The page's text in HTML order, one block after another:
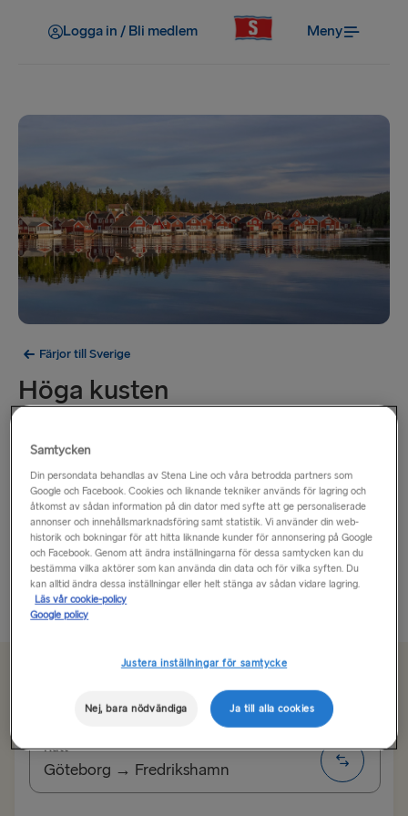
Logga in / Bli medlem Meny
Färjor till Sverige
Höga kusten
Höga Kusten erbjuder en spännande utsikt vid varje
kurva och är Sveriges högsta kust. Oavsett om du letar
efter en adrenalinframkallande utflykt eller ett mer
fritidsäventyr kommer du att hitta det och så mycket
mer...
Läs mer
enkel resa, bil och förare
Rutt
Göteborg → Fredrikshamn
Samtycken
Din persondata behandlas av Stena Line och våra betrodda partners som
Google och Facebook. Cookies och liknande tekniker används för lagring och
åtkomst av sådan information på din dator med syfte att ge personaliserade
annonser och innehållsmarknadsföring samt statistik. Vi använder din web-
historik och bokningar för att hitta liknande kunder för annonsering på Google
och Facebook. Genom att ändra inställningarna för dessa samtycken kan du
bestämma vilka aktörer som kan använda din data och för vilka syften. Du
kan alltid ändra dessa inställningar eller helt stänga av sådan vidare lagring.
Läs vår cookie-policy
Google policy
Justera inställningar för samtycke
Nej, bara nödvändiga Ja till alla cookies